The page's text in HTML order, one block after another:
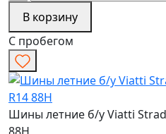
В корзину
С пробегом
Шины летние б/у Viatti